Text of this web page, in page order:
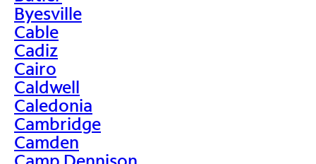
Byesville
Cable
Cadiz
Cairo
Caldwell
Caledonia
Cambridge
Camden